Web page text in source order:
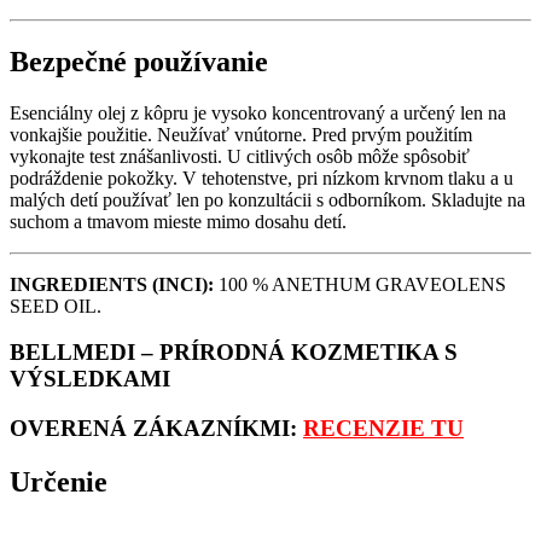
Bezpečné používanie
Esenciálny olej z kôpru je vysoko koncentrovaný a určený len na
vonkajšie použitie. Neužívať vnútorne. Pred prvým použitím
vykonajte test znášanlivosti. U citlivých osôb môže spôsobiť
podráždenie pokožky. V tehotenstve, pri nízkom krvnom tlaku a u
malých detí používať len po konzultácii s odborníkom. Skladujte na
suchom a tmavom mieste mimo dosahu detí.
INGREDIENTS (INCI): 100 % ANETHUM GRAVEOLENS
SEED OIL.
BELLMEDI – PRÍRODNÁ KOZMETIKA S
VÝSLEDKAMI
OVERENÁ ZÁKAZNÍKMI: RECENZIE TU
Určenie